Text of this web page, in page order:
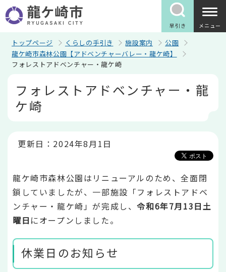
の
ペ
早引き メニュー
トップページ くらしの手引き 施設案内
公園
龍ケ崎市森林公園【アドベンチャーバレー・龍ケ崎】
フォレストアドベンチャー・龍ケ崎
フォレストアドベンチャー・龍
ケ崎
更新日：2024年8月1日
龍ケ崎市森林公園はリニューアルのため、全面閉
鎖していましたが、一部施設「フォレストアドベ
ンチャー・龍ケ崎」が完成し、令和6年7月13日土
曜日 にオープンしました。
休業日のお知らせ